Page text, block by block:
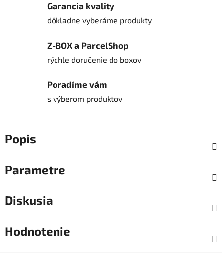
Garancia kvality
dôkladne vyberáme produkty
Z-BOX a ParcelShop
rýchle doručenie do boxov
Poradíme vám
s výberom produktov
Popis
Parametre
Diskusia
Hodnotenie